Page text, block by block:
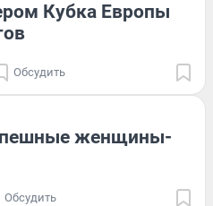
Кубка Европы
Обсудить
женщины-
Обсудить